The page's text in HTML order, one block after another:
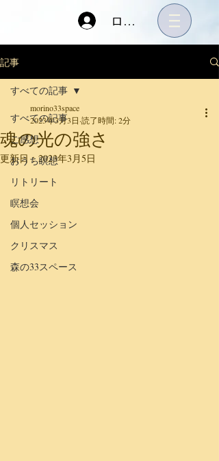
ログイン
記事
すべての記事
ご感想
おうち瞑想
リトリート
瞑想会
個人セッション
クリスマス
森の33スペース
すべての記事
魂の光の強さ
morino33space
2023年3月3日 読了時間: 2分
更新日：2023年3月5日